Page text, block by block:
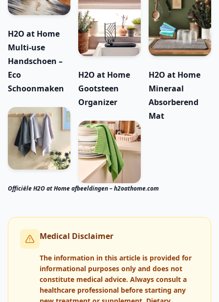
H2O at Home
Multi-use
Handschoen –
Eco
Schoonmaken
H2O at Home
Gootsteen
Organizer
H2O at Home
Mineraal
Absorberend
Mat
Officiële H2O at Home afbeeldingen – h2oathome.com
Medical Disclaimer
The information in this article is provided for
informational purposes only and does not
constitute medical advice. Always consult a
healthcare professional before starting any